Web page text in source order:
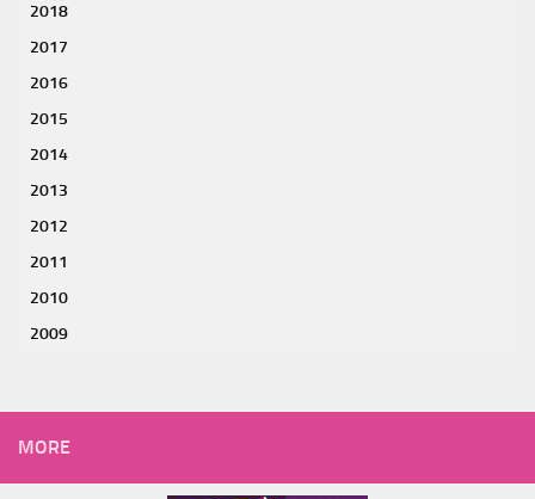
2018
2017
2016
2015
2014
2013
2012
2011
2010
2009
MORE